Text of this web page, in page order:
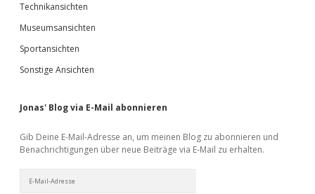
Technikansichten
Museumsansichten
Sportansichten
Sonstige Ansichten
Jonas' Blog via E-Mail abonnieren
Gib Deine E-Mail-Adresse an, um meinen Blog zu abonnieren und
Benachrichtigungen über neue Beiträge via E-Mail zu erhalten.
Mail-